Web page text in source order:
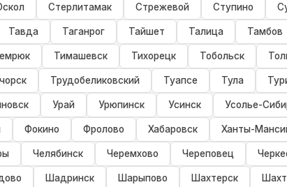
Стерлитамак Стрежевой Ступино
Тавда Таганрог Тайшет Талица Тамбов
Тимашевск Тихорецк Тобольск
Трудобеликовский Туапсе Тула
Урай Урюпинск Усинск Усолье-
Фокино Фролово Хабаровск Ханты-
Челябинск Черемхово Череповец
Шадринск Шарыпово Шахтерск